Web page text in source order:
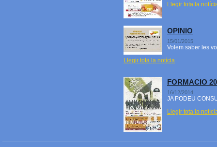
Llegir tota la
OPINIO
15/01/2015
Volem saber les
Llegir tota la notícia
FORMACIO
16/12/2014
JA PODEU
Llegir tota la